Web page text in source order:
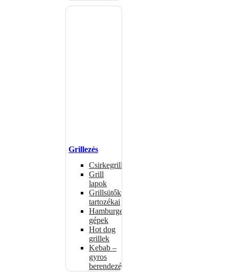
Grillezés
Csirkegrillek
Grill
lapok
Grillsütők
tartozékai
Hamburgerformázó
gépek
Hot dog
grillek
Kebab –
gyros
berendezés